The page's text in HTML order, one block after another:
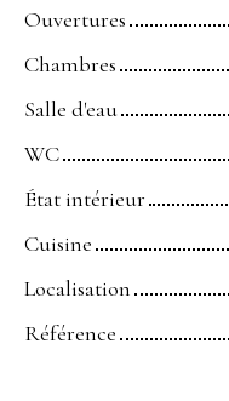
Ouvertures
Chambres
Salle d'eau
WC
État intérieur
Cuisine
Localisation
Référence